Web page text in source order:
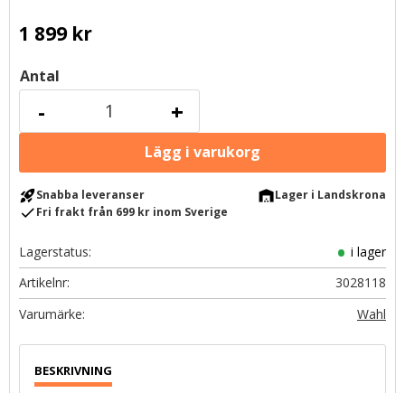
1 899kr
Antal
+
-
rocket_launchSnabba leveranser warehouseLager i Landskrona
checkFri frakt från 699 kr inom Sverige
Lagerstatus
i lager
Artikelnr
3028118
Wahl